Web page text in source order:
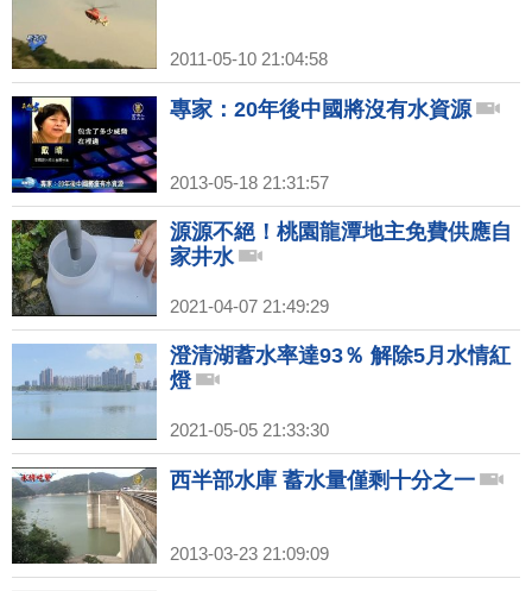
2011-05-10 21:04:58
專家：20年後中國將沒有水資源
2013-05-18 21:31:57
源源不絕！桃園龍潭地主免費供應自
家井水
2021-04-07 21:49:29
澄清湖蓄水率達93％ 解除5月水情紅
燈
2021-05-05 21:33:30
西半部水庫 蓄水量僅剩十分之一
2013-03-23 21:09:09